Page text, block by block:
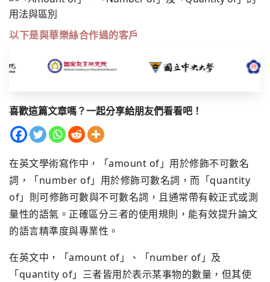
以下是與華樂絲合作過的客戶
喜歡這篇文章嗎？一起分享給朋友們看看吧！
在英文學術寫作中，「amount of」用於修飾不可數名
詞，「number of」用於修飾可數名詞，而「quantity
of」則可修飾可數與不可數名詞，且通常帶有較正式或測
量性的語氣。正確區分三者的使用規則，能有效提升論文
的語言精準度與專業性。
在英文中，「amount of」、「number of」及
「quantity of」三者皆用於表示某事物的數量，但其使